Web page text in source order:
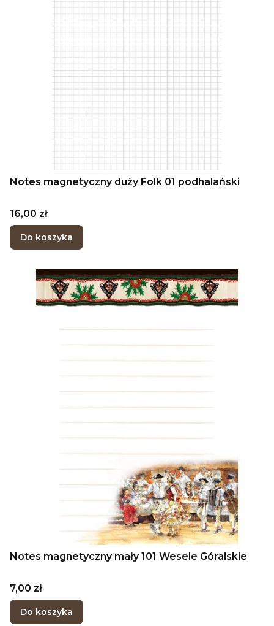
Notes magnetyczny duży Folk 01 podhalański
Cena
16,00 zł
Do koszyka
Notes magnetyczny mały 101 Wesele Góralskie
Cena
7,00 zł
Do koszyka